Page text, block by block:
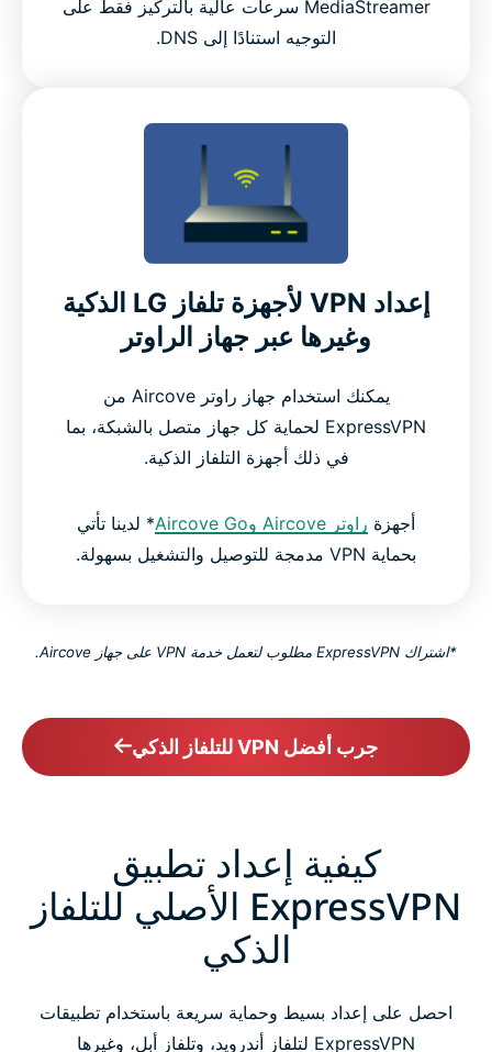
MediaStreamer سرعات عالية بالتركيز فقط على
التوجيه استنادًا إلى DNS.
إعداد VPN لأجهزة تلفاز LG الذكية
وغيرها عبر جهاز الراوتر
يمكنك استخدام جهاز راوتر Aircove من
ExpressVPN لحماية كل جهاز متصل بالشبكة، بما
في ذلك أجهزة التلفاز الذكية.
أجهزة راوتر Aircove وAircove Go
* لدينا تأتي
بحماية VPN مدمجة للتوصيل والتشغيل بسهولة.
*اشتراك ExpressVPN مطلوب لتعمل خدمة VPN على جهاز Aircove.
جرب أفضل VPN للتلفاز الذكي
كيفية إعداد تطبيق
ExpressVPN الأصلي للتلفاز
الذكي
احصل على إعداد بسيط وحماية سريعة باستخدام تطبيقات
ExpressVPN لتلفاز أندرويد، وتلفاز أبل، وغيرها